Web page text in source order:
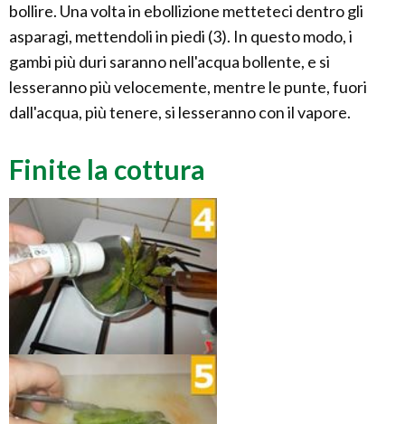
bollire. Una volta in ebollizione metteteci dentro gli
asparagi, mettendoli in piedi (3). In questo modo, i
gambi più duri saranno nell'acqua bollente, e si
lesseranno più velocemente, mentre le punte, fuori
dall'acqua, più tenere, si lesseranno con il vapore.
Finite la cottura